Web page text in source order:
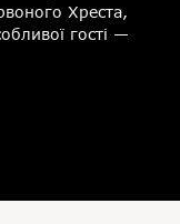
Хреста,
гості —